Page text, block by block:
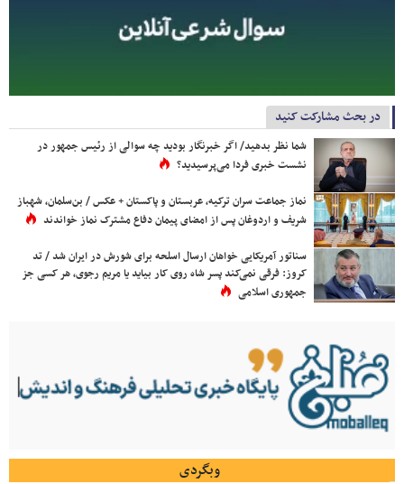
در بحث مشارکت کنید
شما نظر بدهید/ اگر خبرنگار بودید چه سوالی از رئیس جمهور در
نشست خبری فردا می‌پرسیدید؟
نماز جماعت سران ترکیه، عربستان و پاکستان + عکس / بن‌سلمان، شهباز
شریف و اردوغان پس از امضای پیمان دفاع مشترک نماز خواندند
سناتور آمریکایی خواهان ارسال اسلحه برای شورش در ایران شد / تد
کروز: فرقی نمی‌کند پسر شاه روی کار بیاید یا مریم رجوی، هر کسی جز
جمهوری اسلامی
وبگردی